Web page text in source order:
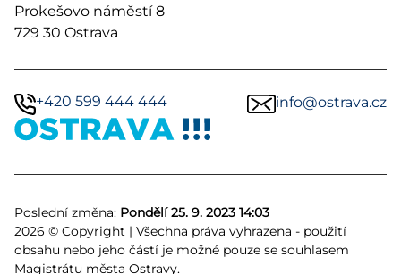
Prokešovo náměstí 8
729 30 Ostrava
+420 599 444 444 info@ostrava.cz
Poslední změna: Pondělí 25. 9. 2023 14:03
2026 © Copyright | Všechna práva vyhrazena - použití
obsahu nebo jeho částí je možné pouze se souhlasem
Magistrátu města Ostravy.